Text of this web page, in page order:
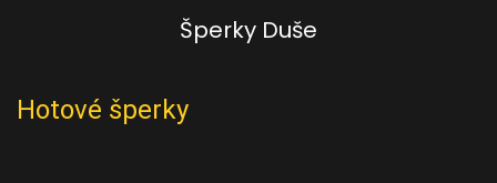
Šperky Duše
Hotové šperky